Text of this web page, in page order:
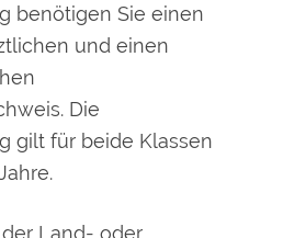
benötigen Sie einen
und einen
Die
gilt für beide Klassen